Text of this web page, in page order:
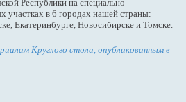
Республики на специально
участках в 6 городах нашей страны:
Екатеринбурге, Новосибирске и Томске.
Круглого стола, опубликованным в